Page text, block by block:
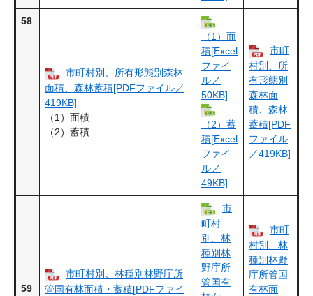
58
市町村別、所有形態別森林
面積、森林蓄積[PDFファイル／
419KB]
（1）面積
（2）蓄積
（1）面
積[Excel
ファイ
ル／
50KB]
（2）蓄
積[Excel
ファイ
ル／
49KB]
市町
村別、所
有形態別
森林面
積、森林
蓄積[PDF
ファイル
／419KB]
59
市町村別、林種別林野庁所
管国有林面積・蓄積[PDFファイ
市
町村
別、林
種別林
野庁所
管国有
市町
村別、林
種別林野
庁所管国
有林面